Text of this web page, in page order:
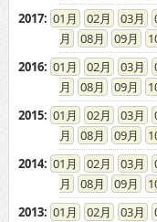
2017: 01 02 03
08
09
2016: 01 02 03
08
09
2015: 01 02 03
08
09
2014: 01 02 03
08
09
2013: 01 02 03